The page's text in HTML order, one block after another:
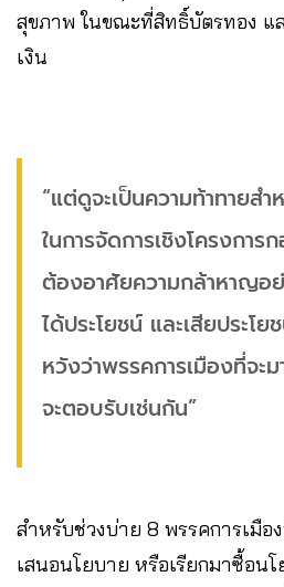
สุขภาพ ในขณะที่สิทธิ์บัตรทอง แ
เงิน
“แต่ดูจะเป็นความท้าทายส
ในการจัดการเชิงโครงกา
ต้องอาศัยความกล้าหาญอ
ได้ประโยชน์ และเสียประโ
หวังว่าพรรคการเมืองที่จะ
จะตอบรับเช่นกัน”
สำหรับช่วงบ่าย 8 พรรคการเมือ
เสนอนโยบาย หรือเรียกมาซื้อน